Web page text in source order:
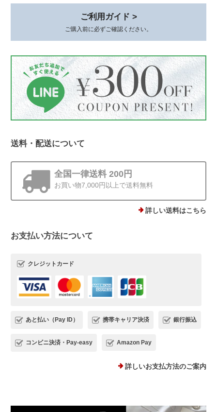
とうございます。 初めてお選びいただ
いてから時間が経った今も、またこうし
だけるとすごく嬉しいですよね*.。その
シーンをお届けできたことが何より励み
です。 梱包についてもお言葉をいただ
き、ありがとうございます。これからも
丁寧にお届けしてまいります😊
2025/12/19
他にはあまりない、石ころモチーフ、とても可愛いです。まん丸では
ただけましたら幸いです。 またご縁が
いただけることを、心よりお待ちしてお
プランプピアス シルバー925
した。このピアスは違和感なくつけられ、痒みも出ませんでした！シ
ご利用ガイド >
ご購入前に必ずご確認ください。
送料・配送について
全国一律送料 200円
お買い物7,000円以上で送料無料
詳しい送料はこちら
お支払い方法について
クレジットカード
あと払い（Pay ID） 携帯キャリア決済 銀行振込
コンビニ決済・Pay-easy Amazon Pay
詳しいお支払方法のご案内